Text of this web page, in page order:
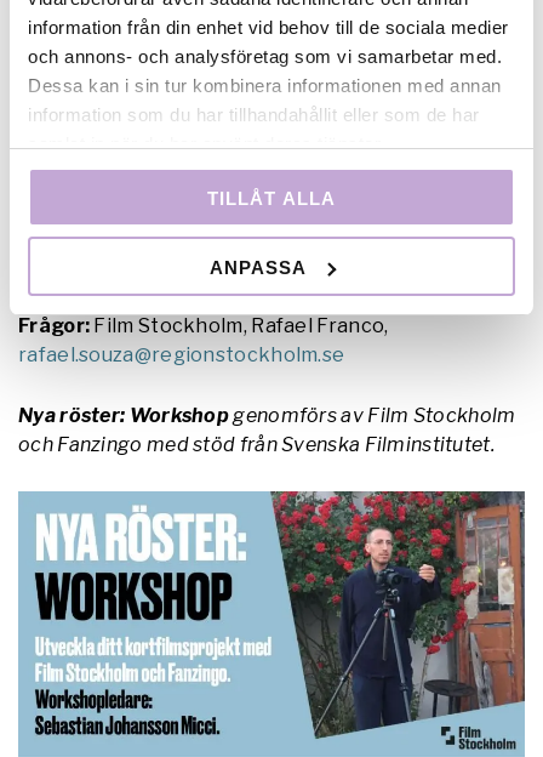
information från din enhet vid behov till de sociala medier
och annons- och analysföretag som vi samarbetar med.
Dessa kan i sin tur kombinera informationen med annan
information som du har tillhandahållit eller som de har
samlat in när du har använt deras tjänster.
TILLÅT ALLA
ANPASSA
När:
Varannan måndag, från 7 mars till 13 juni. Kl. 18-
20. Du måste kunna delta vid alla tillfällen.
Var:
Fanzingo, Rotemannavägen 12, Norsborg (T-
Ansökan är inte längre öppen.
Frågor: Film Stockholm, Rafael Franco,
rafael.souza@regionstockholm.se
Nya röster: Workshop genomförs av Film Stockholm
och Fanzingo med stöd från Svenska Filminstitutet.